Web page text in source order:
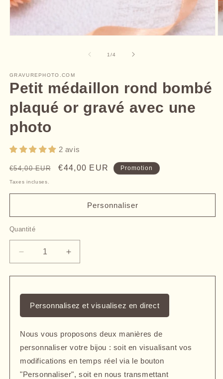
une
fenêtre
modale
1/de4
GRAVUREPHOTO.COM
Petit médaillon rond bombé
plaqué or gravé avec une
photo
2 avis
Prix
habituel
€54,00 EUR
Prix
€44,00 EUR Promotion
Taxes incluses.
Personnaliser
Quantité
Quantité
Réduire
la
quantité
Petit
médaillon
rond
bombé
plaqué
or
gravé
avec
Augmenter
la
quantité
médaillon
rond
plaqué
or
gravé
avec
Personnalisez et visualisez en direct
Nous vous proposons deux manières de
personnaliser votre bijou : soit en visualisant vos
modifications en temps réel via le bouton
"Personnaliser", soit en nous transmettant